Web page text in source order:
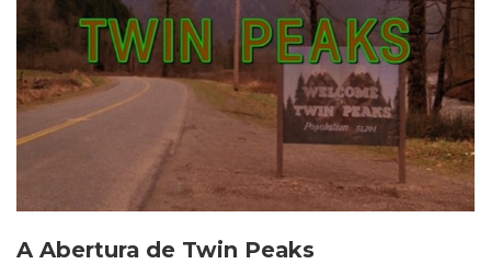
A Abertura de Twin Peaks